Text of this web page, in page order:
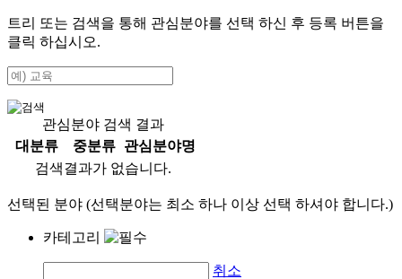
트리 또는 검색을 통해 관심분야를 선택 하신 후 등록 버튼을
클릭 하십시오.
관심분야 검색 결과
대분류
중분류
관심분야명
검색결과가 없습니다.
선택된 분야 (선택분야는 최소 하나 이상 선택 하셔야 합니다.)
카테고리
취소